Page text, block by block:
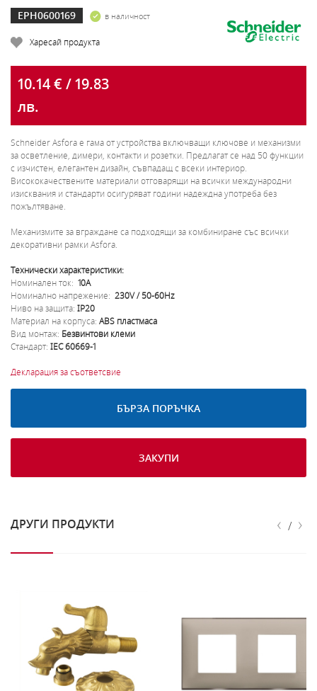
EPH0600169 в наличност
Харесай продукта
10.14 € / 19.83
лв.
Schneider Asfora e гама от устройства включващи ключове и механизми
за осветление, димери, контакти и розетки. Предлагат се над 50 функции
с изчистен, елегантен дизайн, съвпадащ с всеки интериор.
Висококачествените материали отговарящи на всички международни
изисквания и стандарти осигуряват години надеждна употреба без
пожълтяване.
Механизмите за вграждане са подходящи за комбиниране със всички
декоративни рамки Asfora.
Технически характеристики:
Номинален ток: 10A
Номинално напрежение: 230V / 50-60Hz
Ниво на защита: IP20
Материал на корпуса: ABS пластмаса
Вид монтаж: Безвинтови клеми
Стандарт: IEC 60669-1
Декларация за съответсвие
БЪРЗА ПОРЪЧКА
ЗАКУПИ
ДРУГИ ПРОДУКТИ ‹ / ›